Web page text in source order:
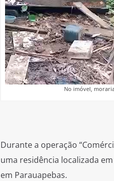
No imóvel,
Durante a operação
uma residência localizada
em Parauapebas.